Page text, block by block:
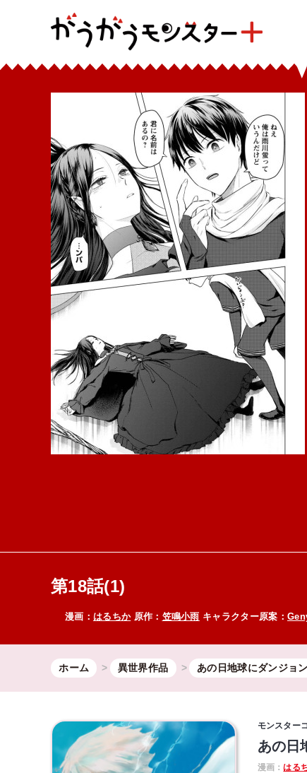
第18話(1)
漫画： はるちか原作： 笠鳴小雨 キャラクター原案：
ホーム 異世界作品 あの日地球にダンジョ
モンスター
あの日
漫画：はる